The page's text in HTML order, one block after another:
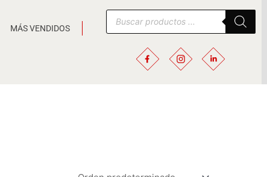
MÁS VENDIDOS
Búsqueda
de
productos